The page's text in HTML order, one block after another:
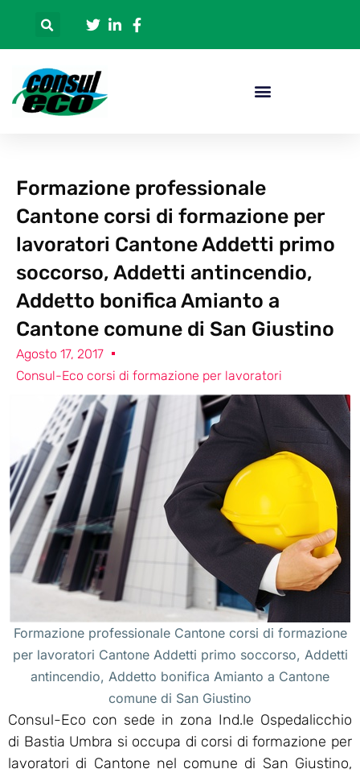
Formazione professionale
Cantone corsi di formazione per
lavoratori Cantone Addetti primo
soccorso, Addetti antincendio,
Addetto bonifica Amianto a
Cantone comune di San Giustino
Agosto 17, 2017
Consul-Eco corsi di formazione per lavoratori
Formazione professionale Cantone corsi di formazione
per lavoratori Cantone Addetti primo soccorso, Addetti
antincendio, Addetto bonifica Amianto a Cantone
comune di San Giustino
Consul-Eco con sede in zona Ind.le Ospedalicchio
di Bastia Umbra si occupa di corsi di formazione per
lavoratori di Cantone nel comune di San Giustino,